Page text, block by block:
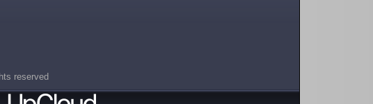
reserved